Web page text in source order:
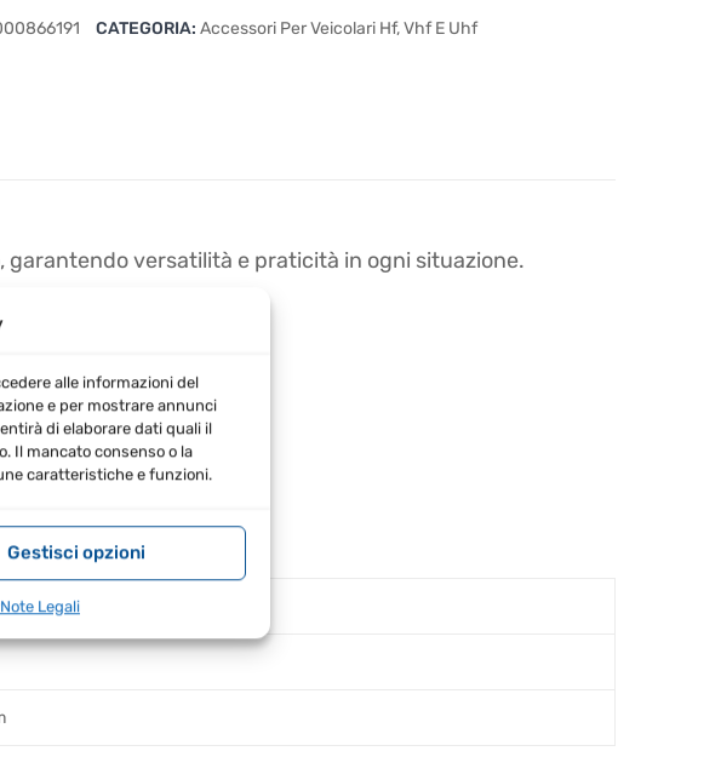
alle informazioni del
e per mostrare annunci
di elaborare dati quali il
Il mancato consenso o la
caratteristiche e funzioni.
Gestisci opzioni
Note Legali
CATEGORIA: Accessori Per Veicolari Hf, Vhf E Uhf
versatilità e praticità in ogni situazione.